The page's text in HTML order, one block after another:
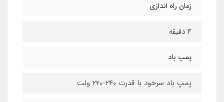
زمان راه اندازی
4 دقیقه
پمپ باد
پمپ باد سرخود با قدرت 240-220 ولت